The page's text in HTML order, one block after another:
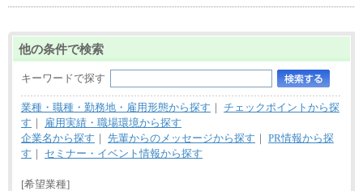
他の条件で検索
キーワードで探す
業種・職種・勤務地・雇用形態から探す ｜ チェックポイントから探
す ｜
雇用実績・職場環境から探す
企業名から探す ｜ 先輩からのメッセージから探す ｜ PR情報から探
す ｜ セミナー・イベント情報から探す
[希望業種]